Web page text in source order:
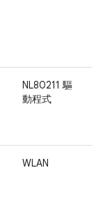
NL80211 驅
動程式
WLAN